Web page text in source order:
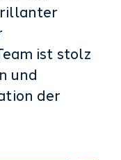
ist stolz
und
der